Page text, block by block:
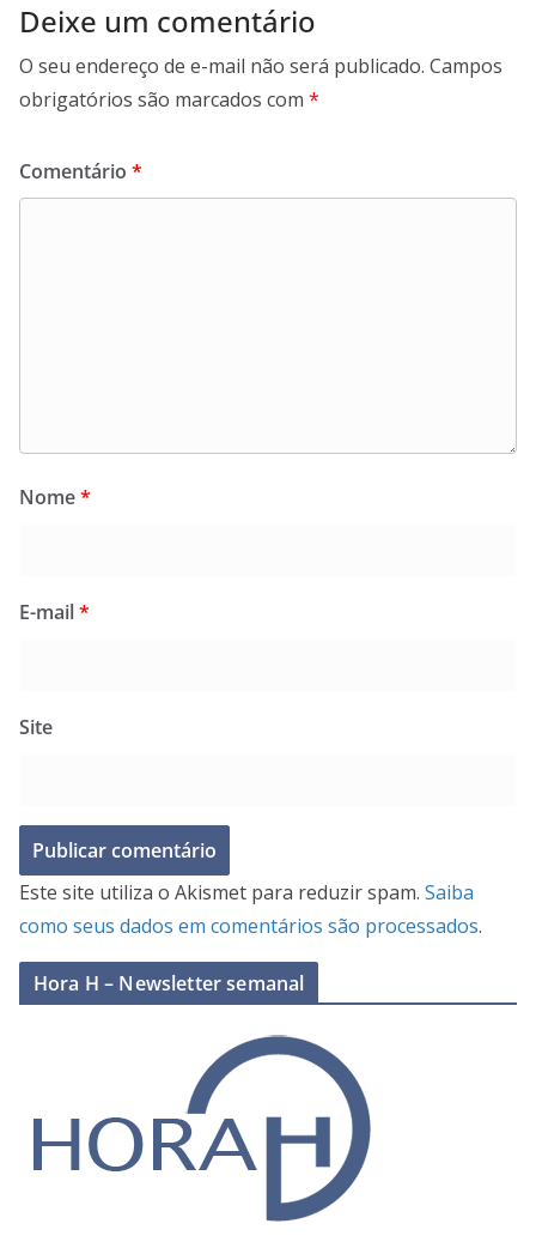
Deixe um comentário
O seu endereço de e-mail não será publicado. Campos
obrigatórios são marcados com *
Comentário *
Nome*
E-mail*
Site
Este site utiliza o Akismet para reduzir spam. Saiba
como seus dados em comentários são processados.
Hora H – Newsletter semanal